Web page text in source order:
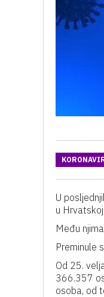
U
u
Među
Preminule
Od 25.
366.357
osoba, od